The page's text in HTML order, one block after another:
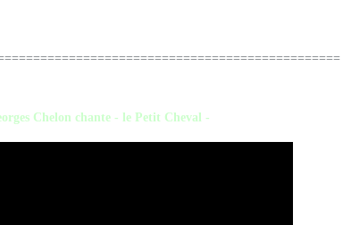
Chelon chante - le Petit Cheval -